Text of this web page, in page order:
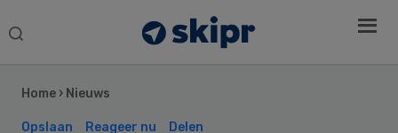
Search
Home › Nieuws
Opslaan Reageer nu Delen
Sidebar